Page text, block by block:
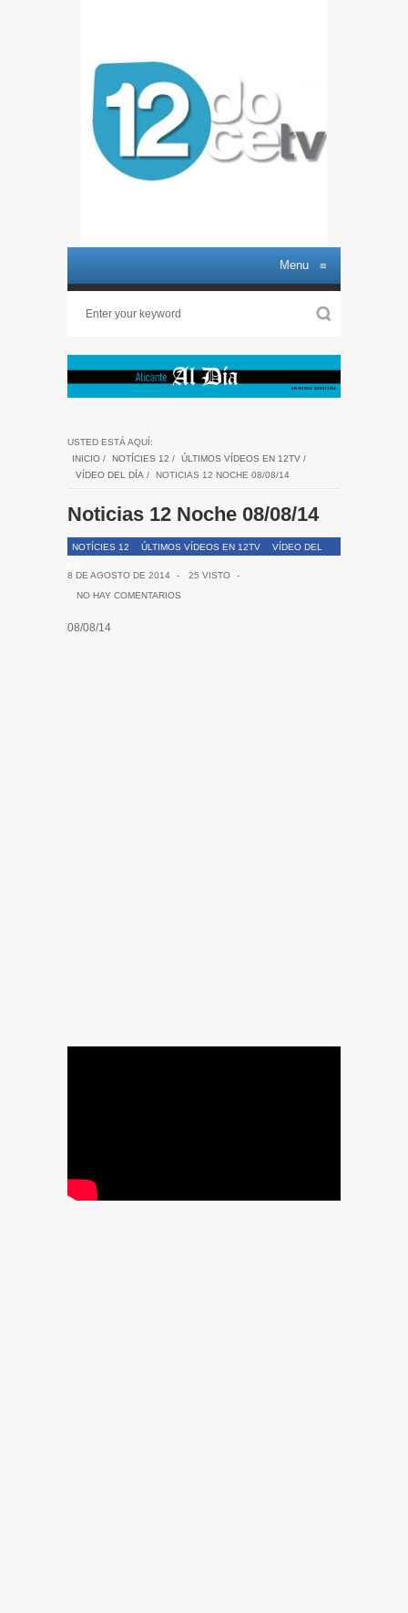
Menu ≡
USTED ESTÁ AQUÍ:
INICIO / NOTÍCIES 12 / ÚLTIMOS VÍDEOS EN 12TV /
VÍDEO DEL DÍA / NOTICIAS 12 NOCHE 08/08/14
Noticias 12 Noche 08/08/14
NOTÍCIES 12 ÚLTIMOS VÍDEOS EN 12TV
VÍDEO DEL
8 DE AGOSTO DE 2014
- 25 VISTO
-
NO HAY COMENTARIOS
08/08/14